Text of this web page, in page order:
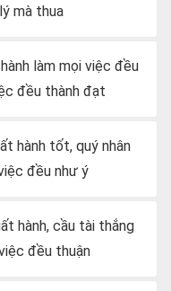
mà thua
làm mọi việc đều
đều thành đạt
hành tốt, quý nhân
đều như ý
hành, cầu tài thắng
đều thuận